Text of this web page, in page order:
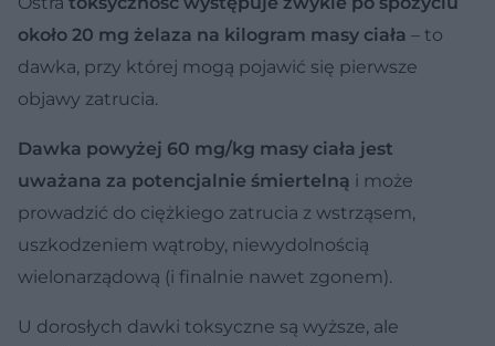
około 20 mg żelaza na kilogram masy ciała – to
dawka, przy której mogą pojawić się pierwsze
objawy zatrucia.
Dawka powyżej 60 mg/kg masy ciała jest
uważana za potencjalnie śmiertelną i może
prowadzić do ciężkiego zatrucia z wstrząsem,
uszkodzeniem wątroby, niewydolnością
wielonarządową (i finalnie nawet zgonem).
U dorosłych dawki toksyczne są wyższe, ale